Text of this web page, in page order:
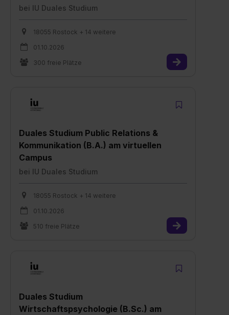
bei IU Duales Studium
18055 Rostock + 14 weitere
01.10.2026
300 freie Plätze
Duales Studium Public Relations &
Kommunikation (B.A.) am virtuellen
Campus
bei IU Duales Studium
18055 Rostock + 14 weitere
01.10.2026
510 freie Plätze
Duales Studium
Wirtschaftspsychologie (B.Sc.) am